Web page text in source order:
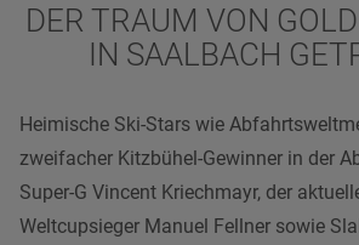
DER TRAUM VON
IN SAALBACH
Heimische Ski-Stars wie
zweifacher Kitzbühel-Gewinner in der
Super-G Vincent Kriechmayr, der
Weltcupsieger Manuel Fellner sowie